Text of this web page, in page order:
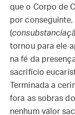
que o Corpo de
por
(
tornou para ele
na fé da
sacrifício
Terminada a
fora as sobras
nenhum valor